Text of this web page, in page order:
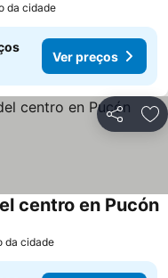
da cidade
Ver preços
Partilhar
centro en Pucón
da cidade